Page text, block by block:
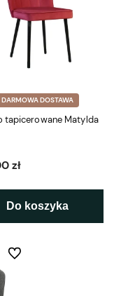
DARMOWA DOSTAWA
tapicerowane Matylda
zł
Do koszyka
Do ulubionych